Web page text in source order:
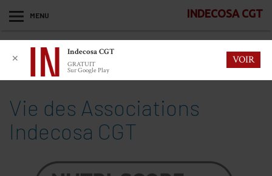
MENU INDECOSA CGT
Vie des Associations
Indecosa CGT
✕
Indecosa CGT
GRATUIT
Sur Google Play
VOIR